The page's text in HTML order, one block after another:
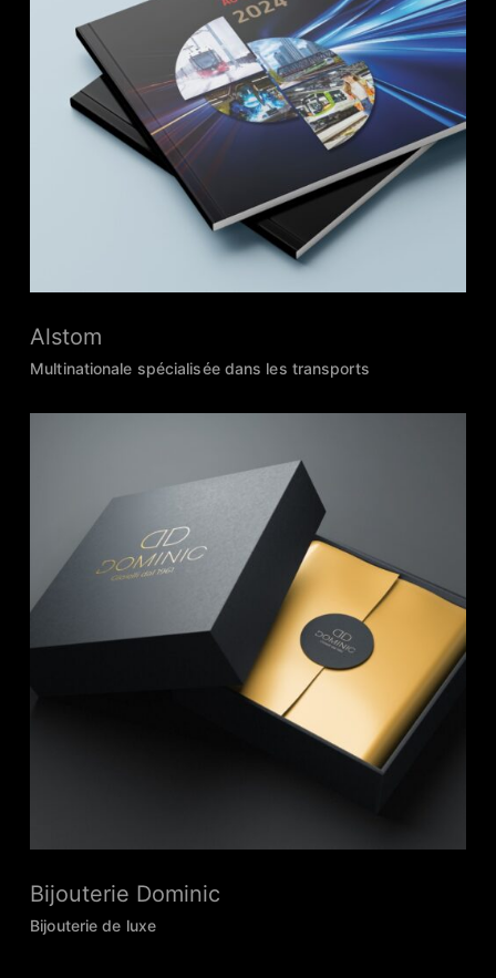
Alstom
Multinationale spécialisée dans les transports
Bijouterie Dominic
Bijouterie de luxe